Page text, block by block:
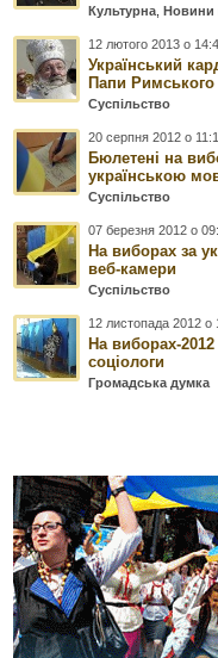
Культурна ,Новини
12 лютого 2013 о
Український
Папи Римського
Суспільство
20 серпня 2012 о
Бюлетені на
українською
Суспільство
07 березня 2012 о
На виборах за
веб-камери
Суспільство
12 листопада 2012 о
На виборах-
соціологи
Громадська думка